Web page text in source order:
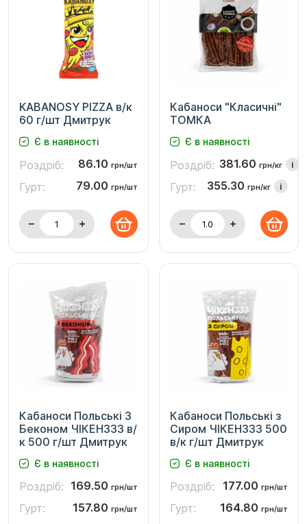
KABANOSY PІZZA в/к
60 г/шт Дмитрук
Є в наявності
Роздріб: 86.10 грн/шт
Гурт: 79.00 грн/шт
Кабаноси "Класичні"
ТОМКА
Є в наявності
Роздріб: 381.60 грн/кг i
Гурт: 355.30 грн/кг i
Кабаноси Польські З
Беконом ЧІКЕНЗЗЗ в/
к 500 г/шт Дмитрук
Є в наявності
Роздріб: 169.50 грн/шт
Гурт: 157.80 грн/шт
Кабаноси Польські з
Сиром ЧІКЕНЗЗЗ 500
в/к г/шт Дмитрук
Є в наявності
Роздріб: 177.00 грн/шт
Гурт: 164.80 грн/шт